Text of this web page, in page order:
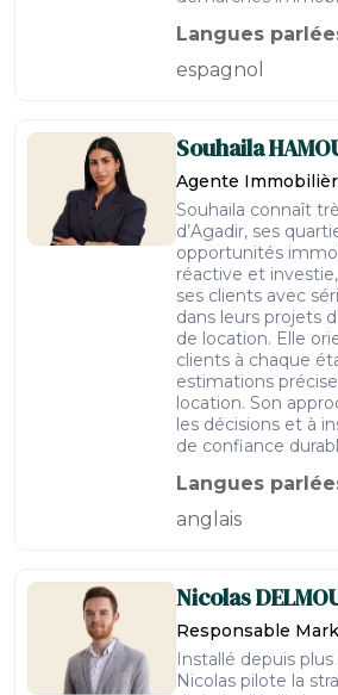
Langues
espagnol
Souhaila
Agente
Souhaila connaît
d’Agadir, ses
opportunités
réactive et
ses clients avec
dans leurs projets
de location. Elle
clients à chaque
estimations
location. Son
les décisions et à
de confiance
Langues
anglais
Nicolas
Responsable
Installé depuis
Nicolas pilote la